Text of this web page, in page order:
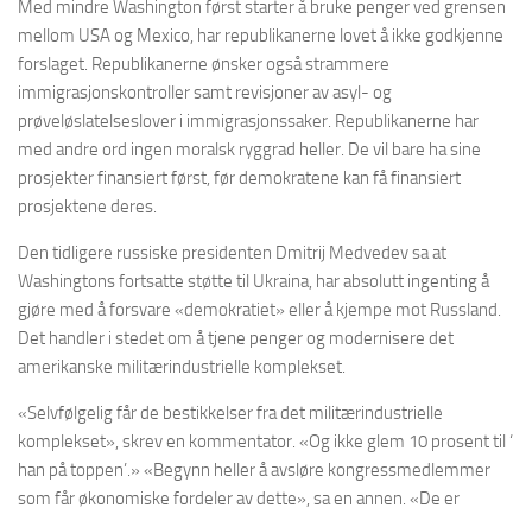
Med mindre Washington først starter å bruke penger ved grensen
mellom USA og Mexico, har republikanerne lovet å ikke godkjenne
forslaget. Republikanerne ønsker også strammere
immigrasjonskontroller samt revisjoner av asyl- og
prøveløslatelseslover i immigrasjonssaker. Republikanerne har
med andre ord ingen moralsk ryggrad heller. De vil bare ha sine
prosjekter finansiert først, før demokratene kan få finansiert
prosjektene deres.
Den tidligere russiske presidenten Dmitrij Medvedev sa at
Washingtons fortsatte støtte til Ukraina, har absolutt ingenting å
gjøre med å forsvare «demokratiet» eller å kjempe mot Russland.
Det handler i stedet om å tjene penger og modernisere det
amerikanske militærindustrielle komplekset.
«Selvfølgelig får de bestikkelser fra det militærindustrielle
komplekset», skrev en kommentator. «Og ikke glem 10 prosent til ‘
han på toppen’.» «Begynn heller å avsløre kongressmedlemmer
som får økonomiske fordeler av dette», sa en annen. «De er